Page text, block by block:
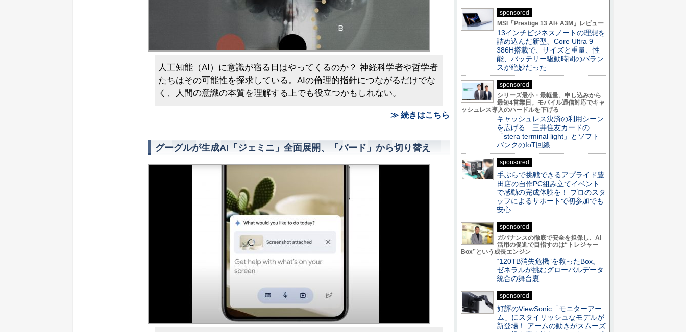
人工知能（AI）に意識が宿る日はやってくるのか？ 神経科学者や哲学者
たちはその可能性を探求している。AIの倫理的指針につながるだけでな
く、人間の意識の本質を理解する上でも役立つかもしれない。
≫ 続きはこちら
グーグルが生成AI「ジェミニ」全面展開、「バード」から切り替え
sponsored
MSI「Prestige 13 AI+ A3M」レビュー
13インチビジネスノートの理想を
詰め込んだ新型、Core Ultra 9
386H搭載で、サイズと重量、性
能、バッテリー駆動時間のバラン
スが絶妙だった
sponsored
シリーズ最小・最軽量、申し込みから
最短4営業日。モバイル通信対応でキャ
ッシュレス導入のハードルを下げる
キャッシュレス決済の利用シーン
を広げる 三井住友カードの
「stera terminal light」とソフト
バンクのIoT回線
sponsored
手ぶらで挑戦できるアプライド豊
田店の自作PC組み立てイベント
で感動の完成体験を！ プロのスタ
ッフによるサポートで初参加でも
安心
sponsored
ガバナンスの徹底で安全を担保し、AI
活用の促進で目指すのは“トレジャー
Box”という成長エンジン
“120TB消失危機”を救ったBox。
ゼネラルが挑むグローバルデータ
統合の舞台裏
sponsored
好評のViewSonic「モニターアー
ム」にスタイリッシュなモデルが
新登場！ アームの動きがスムーズ